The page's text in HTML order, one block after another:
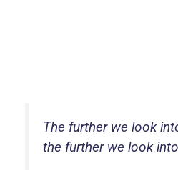
The further we look
the further we look